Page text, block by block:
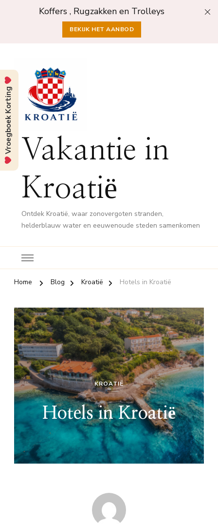
Koffers , Rugzakken en Trolleys
BEKIJK HET AANBOD
Vakantie in
Kroatië
Ontdek Kroatië, waar zonovergoten stranden,
helderblauw water en eeuwenoude steden samenkomen
Home Blog Kroatië Hotels in Kroatië
KROATIË
Hotels in Kroatië
Vroegboek Korting